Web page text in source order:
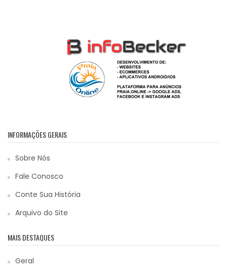
INFORMAÇÕES GERAIS
Sobre Nós
Fale Conosco
Conte Sua História
Arquivo do Site
MAIS DESTAQUES
Geral